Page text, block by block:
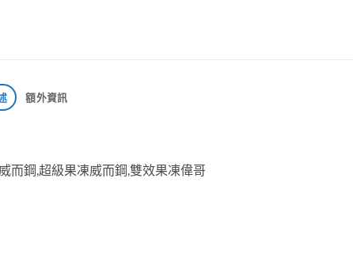
額外資訊
而鋼,超級果凍威而鋼,雙效果凍偉哥